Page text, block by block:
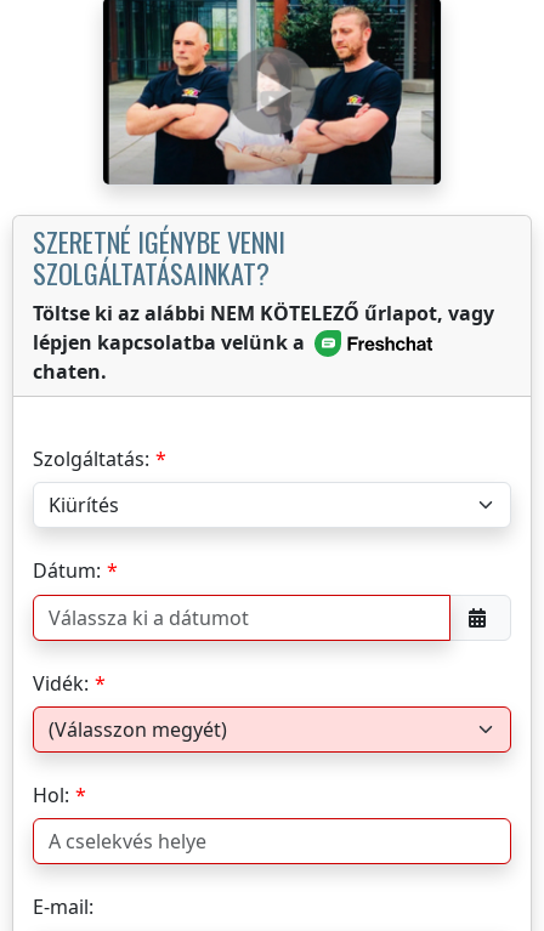
SZERETNÉ IGÉNYBE VENNI
SZOLGÁLTATÁSAINKAT?
Töltse ki az alábbi NEM KÖTELEZŐ űrlapot, vagy
lépjen kapcsolatba velünk a
chaten.
Szolgáltatás:
Dátum:
Vidék:
Hol:
E-mail: